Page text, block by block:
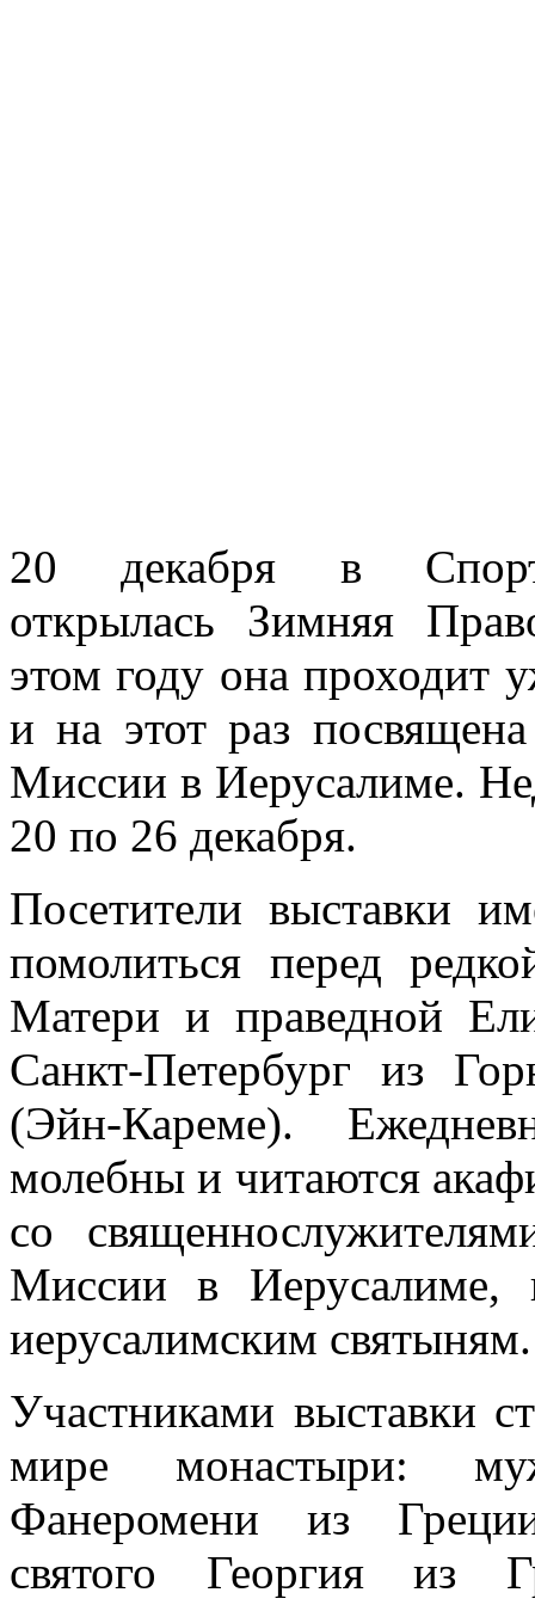
20 декабря в
открылась Зимняя
этом году она проходит
и на этот раз
Миссии в Иерусалиме.
20 по 26 декабря.
Посетители выставки
помолиться перед
Матери и праведной
Санкт-Петербург из
(Эйн-Кареме).
молебны и читаются
со
Миссии в Иерусалиме,
иерусалимским святыням.
Участниками выставки
мире монастыри:
Фанеромени из
святого Георгия из